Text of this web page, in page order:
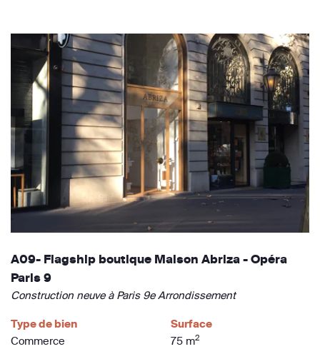
A09- Flagship boutique Maison Abriza - Opéra
Paris 9
Construction neuve à Paris 9e Arrondissement
Type de bien
Commerce
Surface
75 m2